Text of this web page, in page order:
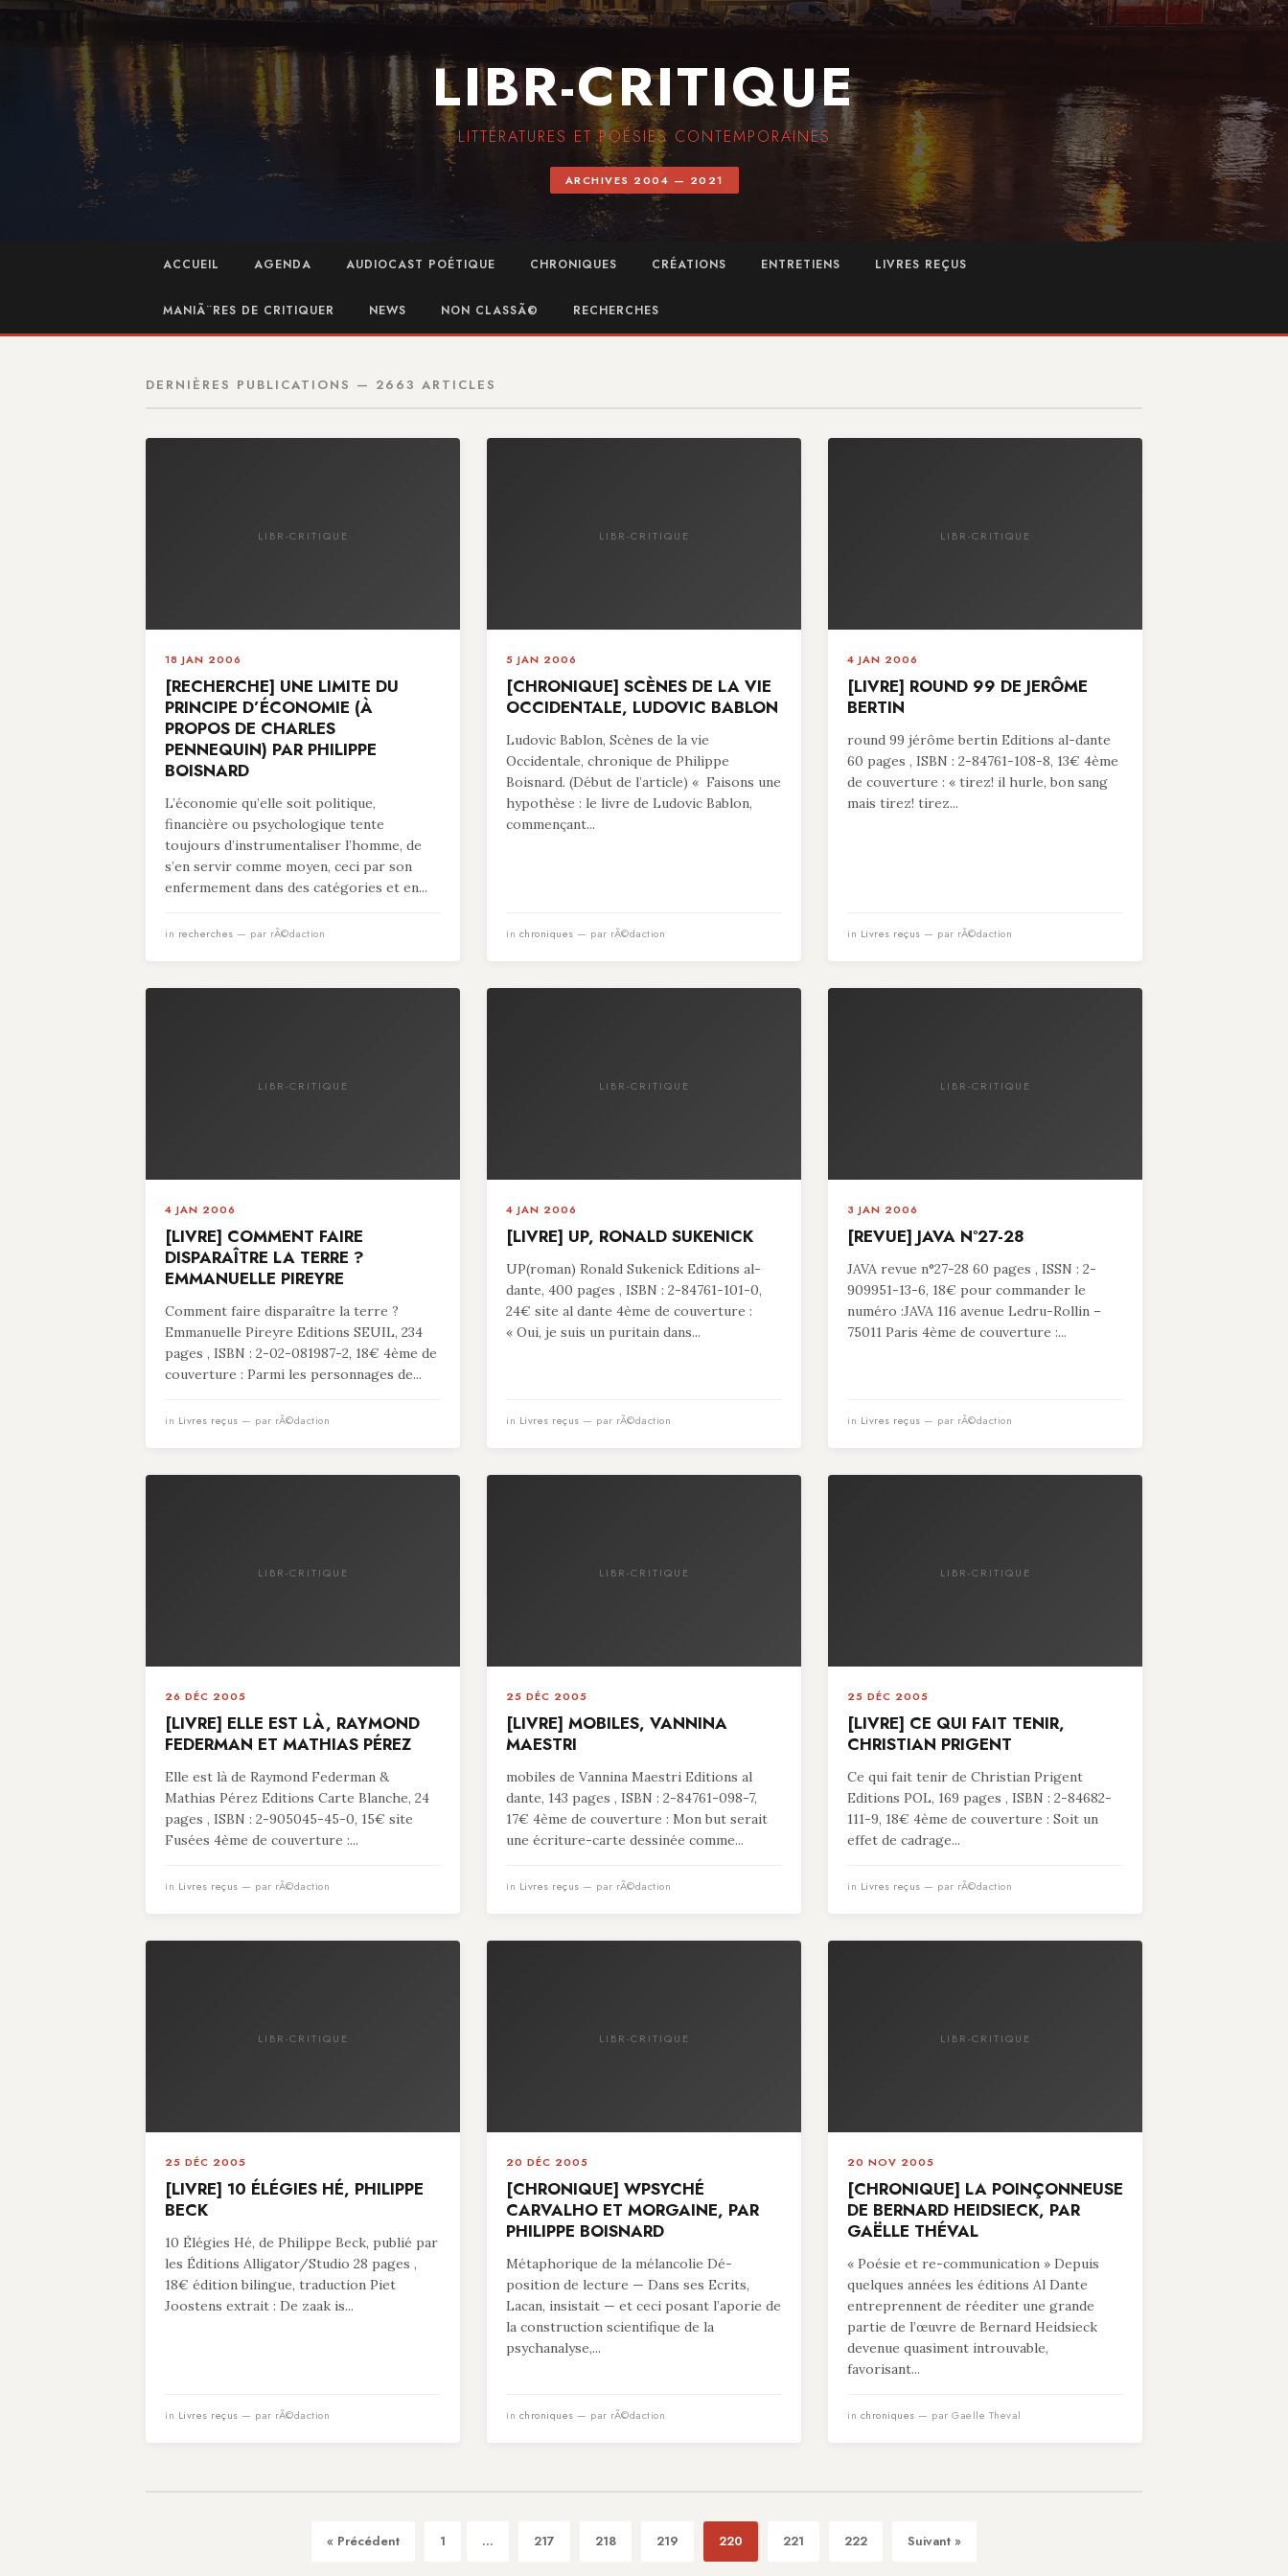
LIBR-CRITIQUE
LITTÉRATURES ET POÉSIES CONTEMPORAINES
ARCHIVES 2004 — 2021
ACCUEIL AGENDA AUDIOCAST POÉTIQUE CHRONIQUES CRÉATIONS ENTRETIENS LIVRES REÇUS
MANIÃ¨RES DE CRITIQUER NEWS NON CLASSÃ© RECHERCHES
DERNIÈRES PUBLICATIONS — 2663 ARTICLES
LIBR-CRITIQUE
18 JAN 2006
[RECHERCHE] UNE LIMITE DU
PRINCIPE D’ÉCONOMIE (À
PROPOS DE CHARLES
PENNEQUIN) PAR PHILIPPE
BOISNARD
L’économie qu’elle soit politique,
financière ou psychologique tente
toujours d’instrumentaliser l’homme, de
s’en servir comme moyen, ceci par son
enfermement dans des catégories et en...
in recherches — par rÃ©daction
LIBR-CRITIQUE
5 JAN 2006
[CHRONIQUE] SCÈNES DE LA VIE
OCCIDENTALE, LUDOVIC BABLON
Ludovic Bablon, Scènes de la vie
Occidentale, chronique de Philippe
Boisnard. (Début de l’article) « Faisons une
hypothèse : le livre de Ludovic Bablon,
commençant...
in chroniques — par rÃ©daction
LIBR-CRITIQUE
4 JAN 2006
[LIVRE] ROUND 99 DE JERÔME
BERTIN
round 99 jérôme bertin Editions al-dante
60 pages , ISBN : 2-84761-108-8, 13€ 4ème
de couverture : « tirez! il hurle, bon sang
mais tirez! tirez...
in Livres reçus — par rÃ©daction
LIBR-CRITIQUE
4 JAN 2006
[LIVRE] COMMENT FAIRE
DISPARAÎTRE LA TERRE ?
EMMANUELLE PIREYRE
Comment faire disparaître la terre ?
Emmanuelle Pireyre Editions SEUIL, 234
pages , ISBN : 2-02-081987-2, 18€ 4ème de
couverture : Parmi les personnages de...
in Livres reçus — par rÃ©daction
LIBR-CRITIQUE
4 JAN 2006
[LIVRE] UP, RONALD SUKENICK
UP(roman) Ronald Sukenick Editions al-
dante, 400 pages , ISBN : 2-84761-101-0,
24€ site al dante 4ème de couverture :
« Oui, je suis un puritain dans...
in Livres reçus — par rÃ©daction
LIBR-CRITIQUE
3 JAN 2006
[REVUE] JAVA N°27-28
JAVA revue n°27-28 60 pages , ISSN : 2-
909951-13-6, 18€ pour commander le
numéro :JAVA 116 avenue Ledru-Rollin –
75011 Paris 4ème de couverture :...
in Livres reçus — par rÃ©daction
LIBR-CRITIQUE
26 DÉC 2005
[LIVRE] ELLE EST LÀ, RAYMOND
FEDERMAN ET MATHIAS PÉREZ
Elle est là de Raymond Federman &
Mathias Pérez Editions Carte Blanche, 24
pages , ISBN : 2-905045-45-0, 15€ site
Fusées 4ème de couverture :...
in Livres reçus — par rÃ©daction
LIBR-CRITIQUE
25 DÉC 2005
[LIVRE] MOBILES, VANNINA
MAESTRI
mobiles de Vannina Maestri Editions al
dante, 143 pages , ISBN : 2-84761-098-7,
17€ 4ème de couverture : Mon but serait
une écriture-carte dessinée comme...
in Livres reçus — par rÃ©daction
LIBR-CRITIQUE
25 DÉC 2005
[LIVRE] CE QUI FAIT TENIR,
CHRISTIAN PRIGENT
Ce qui fait tenir de Christian Prigent
Editions POL, 169 pages , ISBN : 2-84682-
111-9, 18€ 4ème de couverture : Soit un
effet de cadrage...
in Livres reçus — par rÃ©daction
LIBR-CRITIQUE
25 DÉC 2005
[LIVRE] 10 ÉLÉGIES HÉ, PHILIPPE
BECK
10 Élégies Hé, de Philippe Beck, publié par
les Éditions Alligator/Studio 28 pages ,
18€ édition bilingue, traduction Piet
Joostens extrait : De zaak is...
in Livres reçus — par rÃ©daction
LIBR-CRITIQUE
20 DÉC 2005
[CHRONIQUE] WPSYCHÉ
CARVALHO ET MORGAINE, PAR
PHILIPPE BOISNARD
Métaphorique de la mélancolie Dé-
position de lecture — Dans ses Ecrits,
Lacan, insistait — et ceci posant l’aporie de
la construction scientifique de la
psychanalyse,...
in chroniques — par rÃ©daction
LIBR-CRITIQUE
20 NOV 2005
[CHRONIQUE] LA POINÇONNEUSE
DE BERNARD HEIDSIECK, PAR
GAËLLE THÉVAL
« Poésie et re-communication » Depuis
quelques années les éditions Al Dante
entreprennent de réediter une grande
partie de l’œuvre de Bernard Heidsieck
devenue quasiment introuvable,
favorisant...
in chroniques — par Gaelle Theval
« Précédent 1 ... 217 218 219 220 221 222 Suivant »